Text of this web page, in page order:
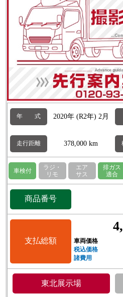
年 式 2020年 (R2年) 2月
走行距離 378,000 km
車検付
ラジ・
リモ
エア
サス
排ガス
適合
商品番号
支払総額 車両価格
税込価格
諸費用
東北展示場